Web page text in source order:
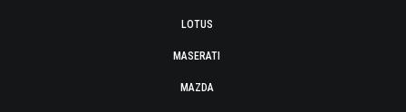
LOTUS
MASERATI
MAZDA